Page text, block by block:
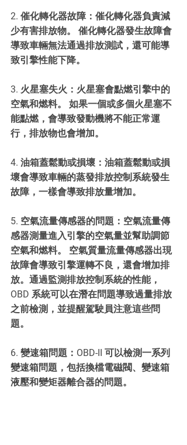
2. 催化轉化器故障：催化轉化器負責減
少有害排放物。 催化轉化器發生故障會
導致車輛無法通過排放測試，還可能導
致引擎性能下降。
3. 火星塞失火：火星塞會點燃引擎中的
空氣和燃料。 如果一個或多個火星塞不
能點燃，會導致發動機將不能正常運
行，排放物也會增加。
4. 油箱蓋鬆動或損壞：油箱蓋鬆動或損
壞會導致車輛的蒸發排放控制系統發生
故障，一樣會導致排放量增加。
5. 空氣流量傳感器的問題：空氣流量傳
感器測量進入引擎的空氣量並幫助調節
空氣和燃料。 空氣質量流量傳感器出現
故障會導致引擎運轉不良，還會增加排
放。通過監測排放控制系統的性能，
OBD 系統可以在潛在問題導致過量排放
之前檢測，並提醒駕駛員注意這些問
題。
6. 變速箱問題：OBD-II 可以檢測一系列
變速箱問題，包括換檔電磁閥、變速箱
液壓和變矩器離合器的問題。